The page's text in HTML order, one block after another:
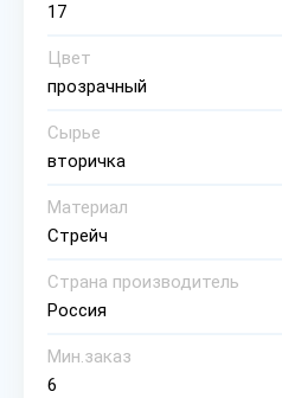
17
Цвет
прозрачный
Сырье
вторичка
Материал
Стрейч
Страна производитель
Россия
Мин.заказ
6